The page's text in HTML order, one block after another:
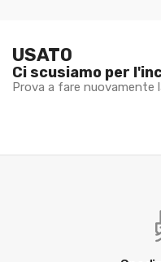
USATO
Ci scusiamo per
Prova a fare nuovamente